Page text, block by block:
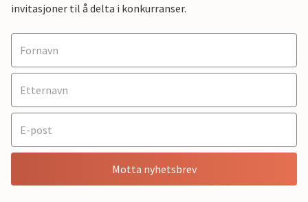
invitasjoner til å delta i konkurranser.
Motta nyhetsbrev